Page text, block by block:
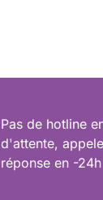
Pas de hotline
d'attente,
réponse en -24h